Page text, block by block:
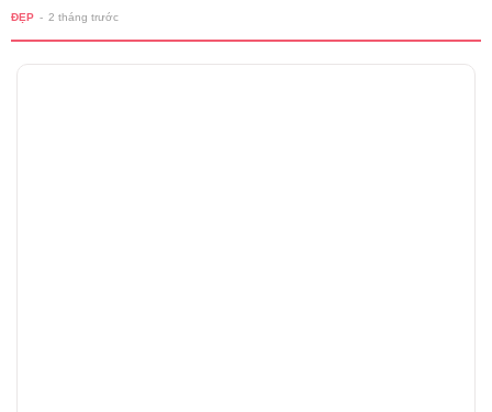
ĐẸP - 2 tháng trước